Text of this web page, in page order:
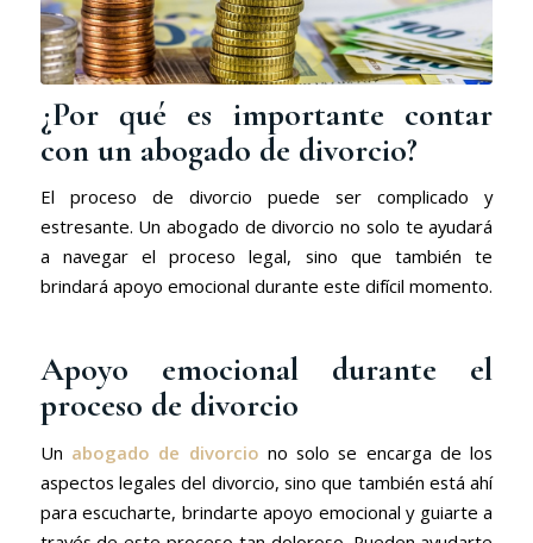
¿Por qué es importante contar
con un abogado de divorcio?
El proceso de divorcio puede ser complicado y
estresante. Un abogado de divorcio no solo te ayudará
a navegar el proceso legal, sino que también te
brindará apoyo emocional durante este difícil momento.
Apoyo emocional durante el
proceso de divorcio
Un abogado de divorcio no solo se encarga de los
aspectos legales del divorcio, sino que también está ahí
para escucharte, brindarte apoyo emocional y guiarte a